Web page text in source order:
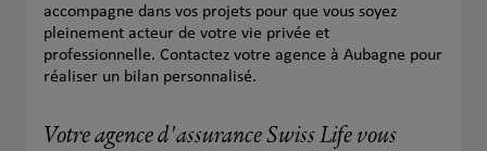
accompagne dans vos projets pour que vous soyez
pleinement acteur de votre vie privée et
professionnelle. Contactez votre agence à Aubagne pour
réaliser un bilan personnalisé.
Votre agence d'assurance Swiss Life vous